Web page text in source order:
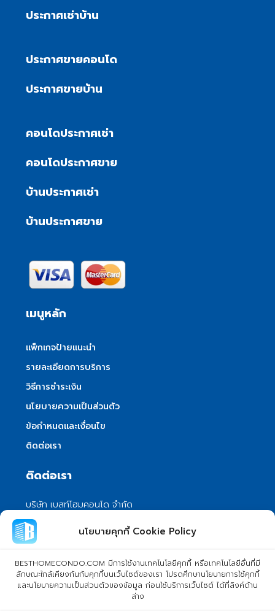
นโยบายคุกกี้ Cookie Policy
BESTHOMECONDO.COM มีการใช้งานเทคโนโลยีคุกกี้ หรือเทคโนโลยีอื่นที่มี
ลักษณะใกล้เคียงกันกับคุกกี้บนเว็บไซต์ของเรา โปรดศึกษานโยบายการใช้คุกกี้
และนโยบายความเป็นส่วนตัวของข้อมูล ก่อนใช้บริการเว็บไซต์ ได้ที่ลิงค์ด้าน
ล่าง
ประกาศเช่าบ้าน
ประกาศขายคอนโด
ประกาศขายบ้าน
คอนโดประกาศเช่า
คอนโดประกาศขาย
บ้านประกาศเช่า
บ้านประกาศขาย
เมนูหลัก
แพ็กเกจป้ายแนะนำ
รายละเอียดการบริการ
วิธีการชำระเงิน
นโยบายความเป็นส่วนตัว
ข้อกำหนดและเงื่อนไข
ติดต่อเรา
ติดต่อเรา
บริษัท เบสท์โฮมคอนโด จำกัด
101/399 หมู่ 7 แขวงลําผักชี เขตหนองจอก
กรุงเทพมหานคร 10530
info@besthomecondo.com